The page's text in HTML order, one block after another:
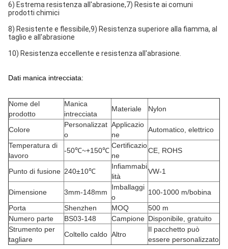
6) Estrema resistenza all'abrasione,7) Resiste ai comuni
prodotti chimici
8) Resistente e flessibile,9) Resistenza superiore alla fiamma, al
taglio e all'abrasione
10) Resistenza eccellente e resistenza all'abrasione.
Dati manica intrecciata:
Nome del
prodotto
Manica
intrecciata
Materiale Nylon
Colore
Personalizzat
o
Applicazio
ne
Automatico, elettrico
Temperatura di
lavoro
-50℃~+150℃
Certificazio
ne
CE, ROHS
Punto di fusione 240±10℃
Infiammabi
lità
VW-1
Dimensione 3mm-148mm
Imballaggi
o
100-1000 m/bobina
Porta
Shenzhen MOQ
500 m
Numero parte
BS03-148 Campione Disponibile, gratuito
Strumento per
tagliare
Coltello caldo Altro
Il pacchetto può
essere personalizzato